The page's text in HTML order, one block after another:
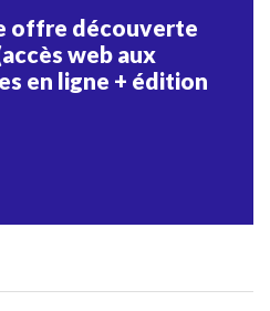
offre découverte
web aux
en ligne + édition